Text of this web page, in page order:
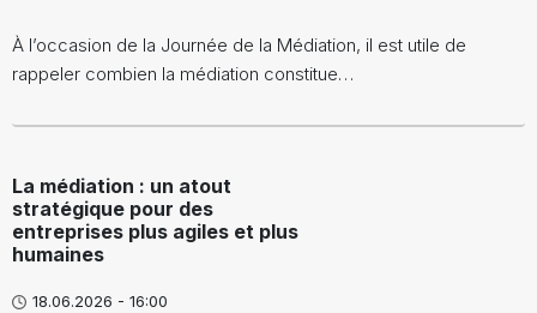
À l’occasion de la Journée de la Médiation, il est utile de
rappeler combien la médiation constitue…
La médiation : un atout
stratégique pour des
entreprises plus agiles et plus
humaines
18.06.2026 - 16:00